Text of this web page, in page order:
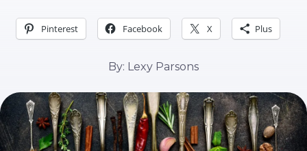
Pinterest Facebook X Plus
By: Lexy Parsons